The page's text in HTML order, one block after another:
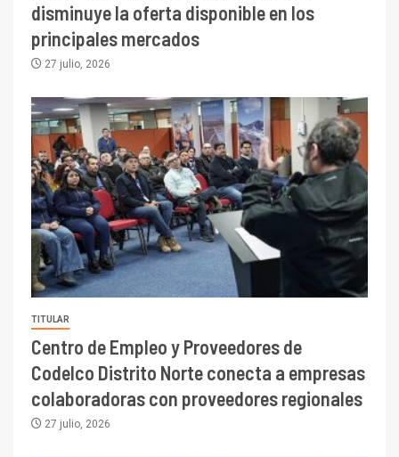
disminuye la oferta disponible en los
principales mercados
27 julio, 2026
TITULAR
Centro de Empleo y Proveedores de
Codelco Distrito Norte conecta a empresas
colaboradoras con proveedores regionales
27 julio, 2026